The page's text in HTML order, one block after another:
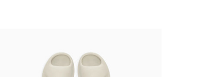
taxe incluse